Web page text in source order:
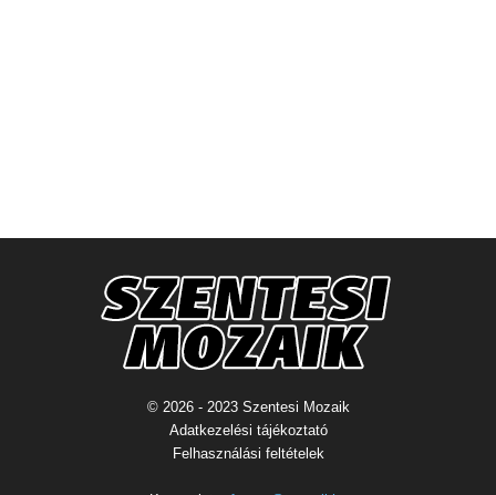
© 2026 - 2023 Szentesi Mozaik
Adatkezelési tájékoztató
Felhasználási feltételek